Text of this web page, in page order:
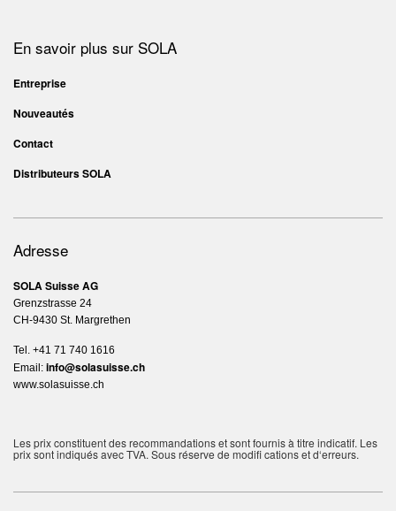
En savoir plus sur SOLA
Entreprise
Nouveautés
Contact
Distributeurs SOLA
Adresse
SOLA Suisse AG
Grenzstrasse 24
CH-9430 St. Margrethen
Tel. +41 71 740 1616
Email: info@solasuisse.ch
www.solasuisse.ch
Les prix constituent des recommandations et sont fournis à titre indicatif. Les
prix sont indiqués avec TVA. Sous réserve de modifi cations et d‘erreurs.